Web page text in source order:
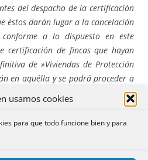
usamos cookies
para que todo funcione bien y para
del despacho de la certificación
éstos darán lugar a la cancelación
a lo dispuesto en este
certificación de fincas que hayan
de »Viviendas de Protección
en aquélla y se podrá proceder a
prevenida en el párrafo anterior,
concepto sean anteriores a la nota
constar en el Registro dicha
constando dicha calificación,